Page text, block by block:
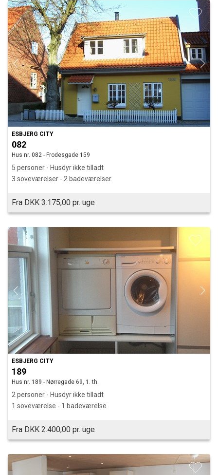
ESBJERG CITY
082
Hus nr. 082 - Frodesgade 159
5 personer - Husdyr ikke tilladt
3 soveværelser - 2 badeværelser
Fra DKK 3.175,00 pr. uge
ESBJERG CITY
189
Hus nr. 189 - Nørregade 69, 1. th.
2 personer - Husdyr ikke tilladt
1 soveværelse - 1 badeværelse
Fra DKK 2.400,00 pr. uge